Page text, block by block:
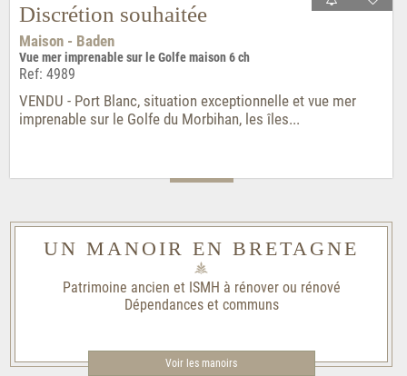
Discrétion souhaitée
Maison - Baden
Vue mer imprenable sur le Golfe maison 6 ch
Ref: 4989
VENDU - Port Blanc, situation exceptionnelle et vue mer
imprenable sur le Golfe du Morbihan, les îles...
UN MANOIR EN BRETAGNE
Patrimoine ancien et ISMH à rénover ou rénové
Dépendances et communs
Voir les manoirs